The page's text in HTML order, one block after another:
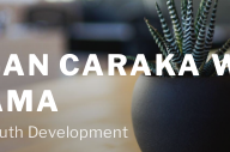
CARAKA
Development